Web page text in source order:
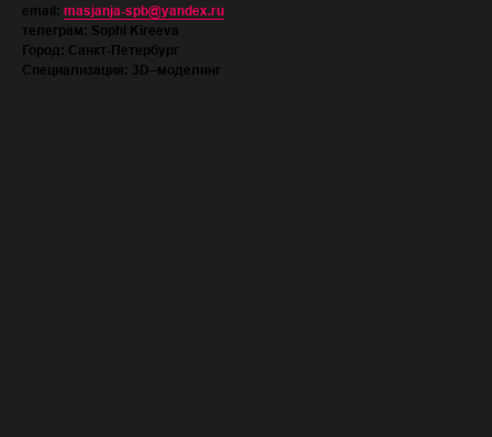
email: masjanja-spb@yandex.ru
телеграм: Sophi Kireeva
Город: Санкт-Петербург
Специализация: 3D–​моделинг